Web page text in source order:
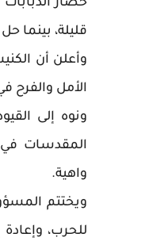
قليلة، بينما حل العيد الثاني عام
وأعلن أن
الأمل والفرح
المقدسات في
واهية.
ويختتم
للحرب،